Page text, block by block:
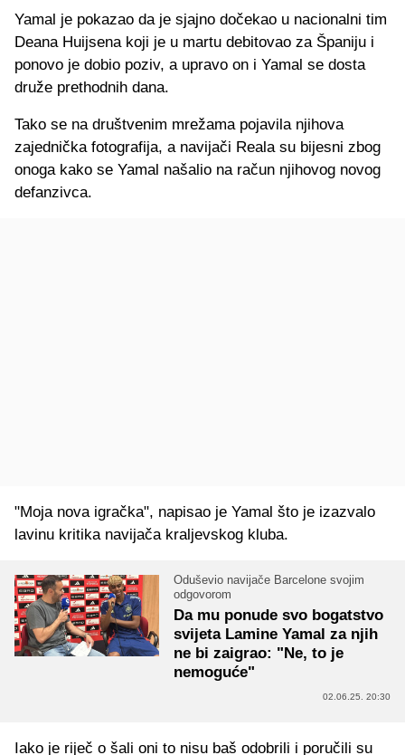
Yamal je pokazao da je sjajno dočekao u nacionalni tim
Deana Huijsena koji je u martu debitovao za Španiju i
ponovo je dobio poziv, a upravo on i Yamal se dosta
druže prethodnih dana.
Tako se na društvenim mrežama pojavila njihova
zajednička fotografija, a navijači Reala su bijesni zbog
onoga kako se Yamal našalio na račun njihovog novog
defanzivca.
"Moja nova igračka", napisao je Yamal što je izazvalo
lavinu kritika navijača kraljevskog kluba.
Oduševio navijače Barcelone svojim
odgovorom
Da mu ponude svo bogatstvo
svijeta Lamine Yamal za njih
ne bi zaigrao: "Ne, to je
nemoguće"
02.06.25. 20:30
Iako je riječ o šali oni to nisu baš odobrili i poručili su